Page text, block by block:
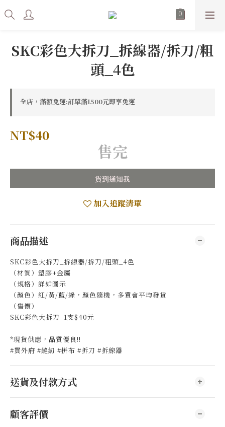
SKC彩色大拆刀_拆線器/拆刀/粗
頭_4色
全店，滿額免運:訂單滿1500元即享免運
NT$40
售完
貨到通知我
加入追蹤清單
商品描述
SKC彩色大拆刀_拆線器/拆刀/粗頭_4色
（材質）塑膠+金屬
（規格）詳如圖示
（顏色）紅/黃/藍/綠，顏色隨機，多買會平均發貨
（售價）
SKC彩色大拆刀_1支$40元
*現貨供應，品質優良!!
#買外府 #縫紉 #拼布 #拆刀 #拆線器
送貨及付款方式
顧客評價